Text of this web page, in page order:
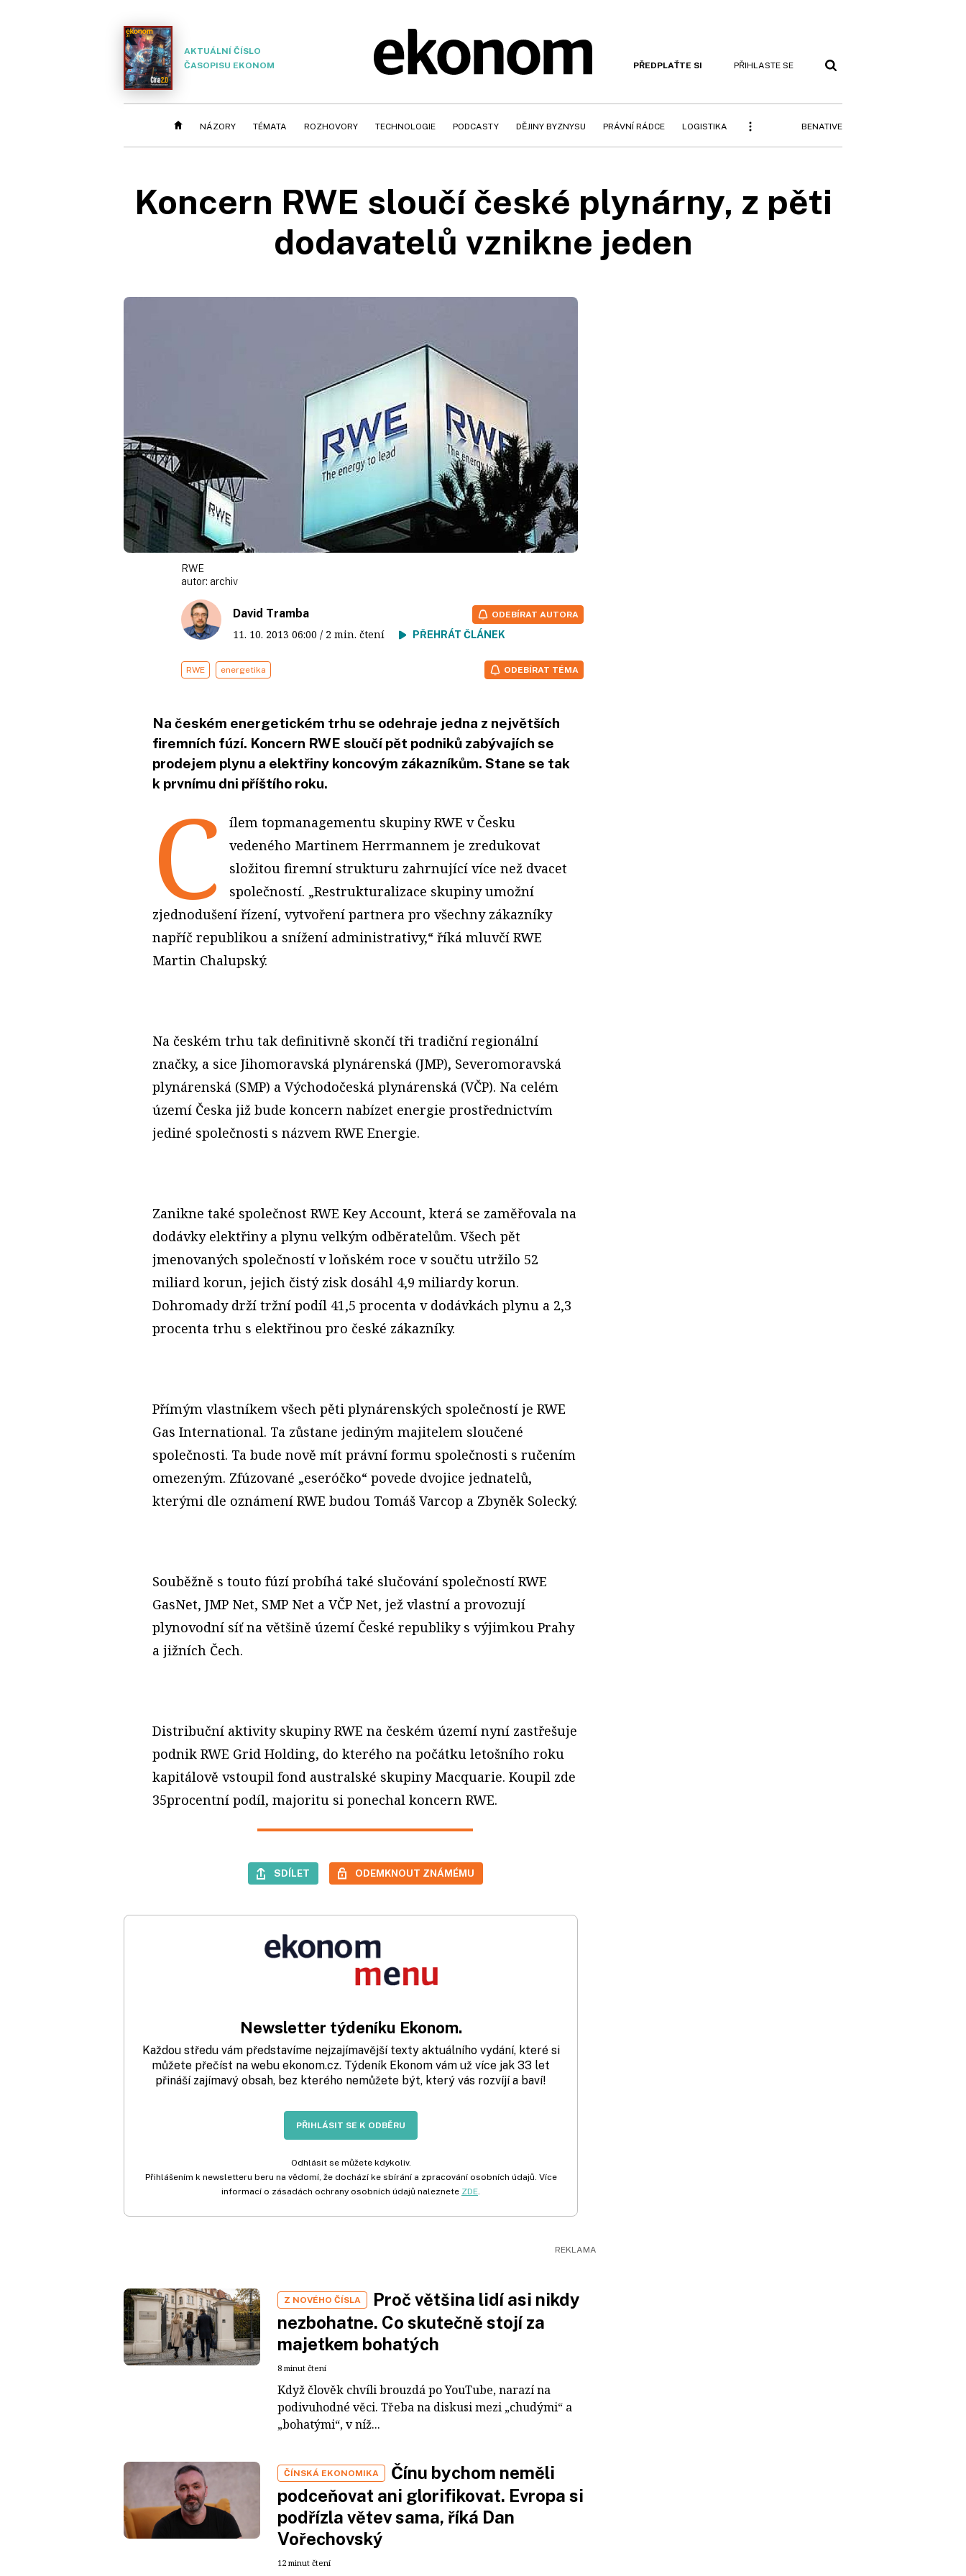
AKTUÁLNÍ ČÍSLO
ČASOPISU EKONOM
PŘEDPLAŤTE SI PŘIHLASTE SE
NÁZORY TÉMATA ROZHOVORY TECHNOLOGIE PODCASTY DĚJINY BYZNYSU PRÁVNÍ RÁDCE LOGISTIKA BENATIVE
Koncern RWE sloučí české plynárny, z pěti
dodavatelů vznikne jeden
RWE
autor: archiv
David Tramba
11. 10. 2013 06:00 / 2 min. čtení PŘEHRÁT ČLÁNEK
ODEBÍRAT AUTORA
RWE energetika ODEBÍRAT TÉMA
Na českém energetickém trhu se odehraje jedna z největších
firemních fúzí. Koncern RWE sloučí pět podniků zabývajích se
prodejem plynu a elektřiny koncovým zákazníkům. Stane se tak
k prvnímu dni příštího roku.
C
ílem topmanagementu skupiny RWE v Česku
vedeného Martinem Herrmannem je zredukovat
složitou firemní strukturu zahrnující více než dvacet
společností. „Restrukturalizace skupiny umožní
zjednodušení řízení, vytvoření partnera pro všechny zákazníky
napříč republikou a snížení administrativy,“ říká mluvčí RWE
Martin Chalupský.
Na českém trhu tak definitivně skončí tři tradiční regionální
značky, a sice Jihomoravská plynárenská (JMP), Severomoravská
plynárenská (SMP) a Východočeská plynárenská (VČP). Na celém
území Česka již bude koncern nabízet energie prostřednictvím
jediné společnosti s názvem RWE Energie.
Zanikne také společnost RWE Key Account, která se zaměřovala na
dodávky elektřiny a plynu velkým odběratelům. Všech pět
jmenovaných společností v loňském roce v součtu utržilo 52
miliard korun, jejich čistý zisk dosáhl 4,9 miliardy korun.
Dohromady drží tržní podíl 41,5 procenta v dodávkách plynu a 2,3
procenta trhu s elektřinou pro české zákazníky.
Přímým vlastníkem všech pěti plynárenských společností je RWE
Gas International. Ta zůstane jediným majitelem sloučené
společnosti. Ta bude nově mít právní formu společnosti s ručením
omezeným. Zfúzované „eseróčko“ povede dvojice jednatelů,
kterými dle oznámení RWE budou Tomáš Varcop a Zbyněk Solecký.
Souběžně s touto fúzí probíhá také slučování společností RWE
GasNet, JMP Net, SMP Net a VČP Net, jež vlastní a provozují
plynovodní síť na většině území České republiky s výjimkou Prahy
a jižních Čech.
Distribuční aktivity skupiny RWE na českém území nyní zastřešuje
podnik RWE Grid Holding, do kterého na počátku letošního roku
kapitálově vstoupil fond australské skupiny Macquarie. Koupil zde
35procentní podíl, majoritu si ponechal koncern RWE.
SDÍLET ODEMKNOUT ZNÁMÉMU
Newsletter týdeníku Ekonom.
Každou středu vám představíme nejzajímavější texty aktuálního vydání, které si
můžete přečíst na webu ekonom.cz. Týdeník Ekonom vám už více jak 33 let
přináší zajímavý obsah, bez kterého nemůžete být, který vás rozvíjí a baví!
PŘIHLÁSIT SE K ODBĚRU
Odhlásit se můžete kdykoliv.
Přihlášením k newsletteru beru na vědomí, že dochází ke sbírání a zpracování osobních údajů. Více
informací o zásadách ochrany osobních údajů naleznete ZDE
Z NOVÉHO ČÍSLA
Proč většina lidí asi nikdy
nezbohatne. Co skutečně stojí za
majetkem bohatých
8 minut čtení
Když člověk chvíli brouzdá po YouTube, narazí na
podivuhodné věci. Třeba na diskusi mezi „chudými“ a
„bohatými“, v níž...
ČÍNSKÁ EKONOMIKA
Čínu bychom neměli
podceňovat ani glorifikovat. Evropa si
podřízla větev sama, říká Dan
Vořechovský
12 minut čtení